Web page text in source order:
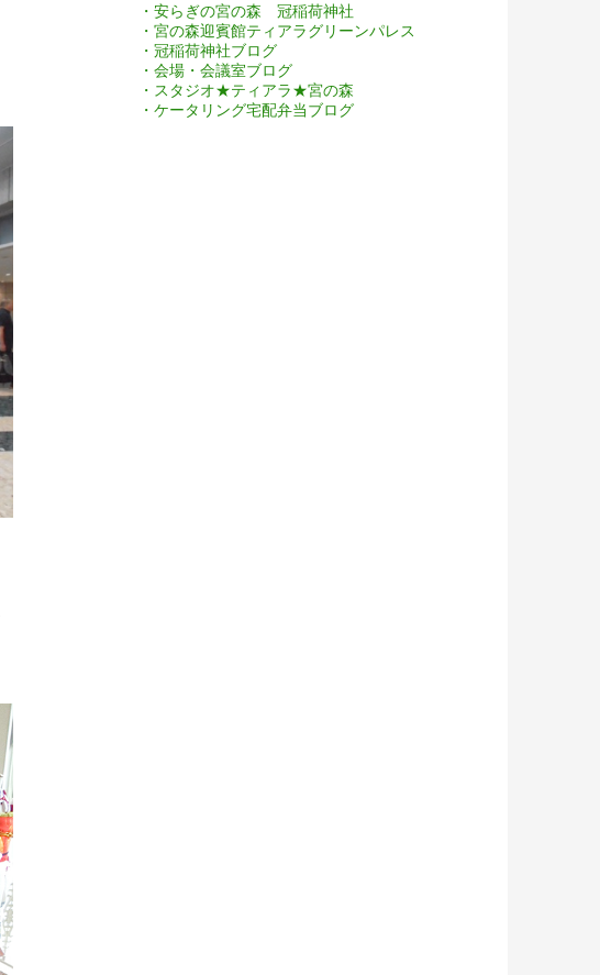
・安らぎの宮の森 冠稲荷神社
・宮の森迎賓館ティアラグリーンパレス
・冠稲荷神社ブログ
・会場・会議室ブログ
・スタジオ★ティアラ★宮の森
・ケータリング宅配弁当ブログ